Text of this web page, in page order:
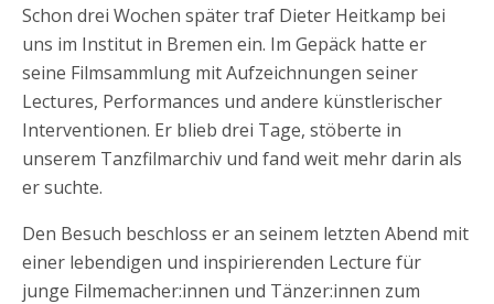
Schon drei Wochen später traf Dieter Heitkamp bei
uns im Institut in Bremen ein. Im Gepäck hatte er
seine Filmsammlung mit Aufzeichnungen seiner
Lectures, Performances und andere künstlerischer
Interventionen. Er blieb drei Tage, stöberte in
unserem Tanzfilmarchiv und fand weit mehr darin als
er suchte.
Den Besuch beschloss er an seinem letzten Abend mit
einer lebendigen und inspirierenden Lecture für
junge Filmemacher:innen und Tänzer:innen zum